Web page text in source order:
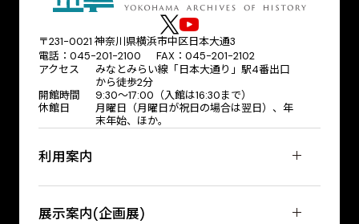
〒231-0021 神奈川県横浜市中区日本大通3
電話：045-201-2100 FAX：045-201-2102
アクセス
みなとみらい線「日本大通り」駅4番出口
から徒歩2分
開館時間
9:30〜17:00（入館は16:30まで）
休館日
月曜日（月曜日が祝日の場合は翌日）、年
末年始、ほか。
利用案内
展示案内(企画展)